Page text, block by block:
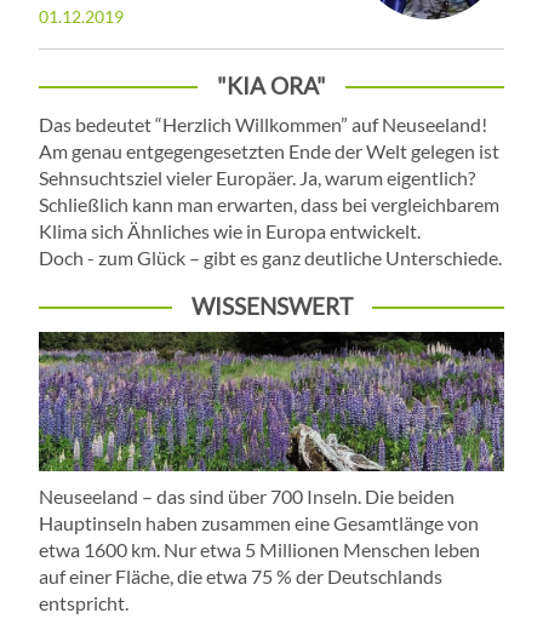
01.12.2019
"KIA ORA"
Das bedeutet “Herzlich Willkommen” auf Neuseeland!
Am genau entgegengesetzten Ende der Welt gelegen ist
Sehnsuchtsziel vieler Europäer. Ja, warum eigentlich?
Schließlich kann man erwarten, dass bei vergleichbarem
Klima sich Ähnliches wie in Europa entwickelt.
Doch - zum Glück – gibt es ganz deutliche Unterschiede.
WISSENSWERT
Neuseeland – das sind über 700 Inseln. Die beiden
Hauptinseln haben zusammen eine Gesamtlänge von
etwa 1600 km. Nur etwa 5 Millionen Menschen leben
auf einer Fläche, die etwa 75 % der Deutschlands
entspricht.